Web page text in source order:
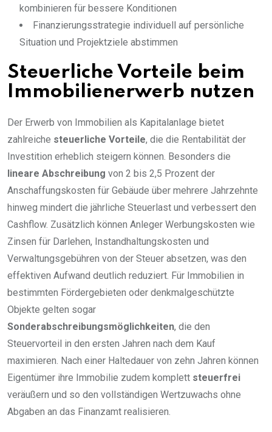
kombinieren für bessere Konditionen
Finanzierungsstrategie individuell auf persönliche
Situation und Projektziele abstimmen
Steuerliche Vorteile beim
Immobilienerwerb nutzen
Der Erwerb von Immobilien als Kapitalanlage bietet
zahlreiche steuerliche Vorteile, die die Rentabilität der
Investition erheblich steigern können. Besonders die
lineare Abschreibung von 2 bis 2,5 Prozent der
Anschaffungskosten für Gebäude über mehrere Jahrzehnte
hinweg mindert die jährliche Steuerlast und verbessert den
Cashflow. Zusätzlich können Anleger Werbungskosten wie
Zinsen für Darlehen, Instandhaltungskosten und
Verwaltungsgebühren von der Steuer absetzen, was den
effektiven Aufwand deutlich reduziert. Für Immobilien in
bestimmten Fördergebieten oder denkmalgeschützte
Objekte gelten sogar
Sonderabschreibungsmöglichkeiten, die den
Steuervorteil in den ersten Jahren nach dem Kauf
maximieren. Nach einer Haltedauer von zehn Jahren können
Eigentümer ihre Immobilie zudem komplett steuerfrei
veräußern und so den vollständigen Wertzuwachs ohne
Abgaben an das Finanzamt realisieren.